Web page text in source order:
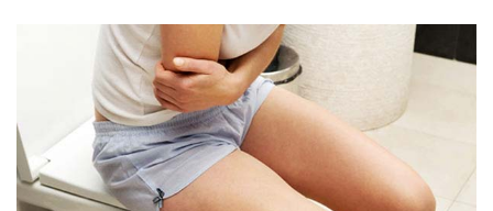
dưỡng, kết hợp với chế độ vận động, tập luyện nhẹ nhàng và
đều đặn, để giúp cho không chỉ con phát triển toàn diện, tăng
trưởng tốt trong bụng mẹ, mà còn giúp mẹ khỏe, không bị
tăng cân quá mức và mau lấy lại vóc dáng sau sinh.